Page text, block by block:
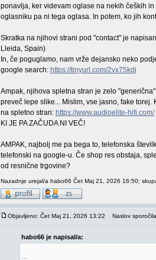
ponavlja, ker videvam oglase na nekih čeških
oglasniku pa ni tega oglasa. In potem, ko jih
Skratka na njihovi strani pod "contact" je
Lleida, Spain)
In, če poguglamo, nam vrže dejansko neko
google search: https://tinyurl.com/2vx75kdj
Ampak, njihova spletna stran je zelo
preveč lepe slike... Mislim, vse jasno, fake
na spletno stran: https://www.audioelite-hifi.com/
KI JE PA ZAČUDA NI VEČ!
AMPAK, najbolj me pa bega to, telefonska
telefonski na google-u. Če shop res obstaja,
od resnične trgovine?
Nazadnje urejal/a habo66 Čet Maj 21, 2026 16:50;
Objavljeno: Čet Maj 21, 2026 13:22 Naslov
habo66 je napisal/a: